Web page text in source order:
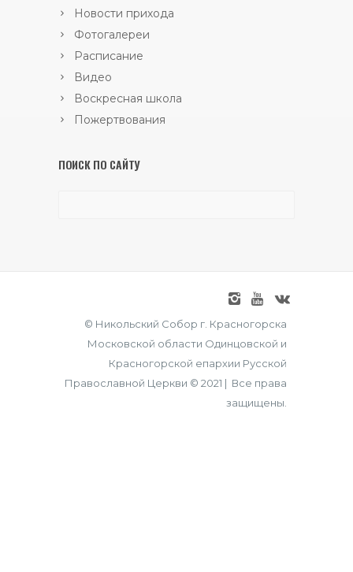
Новости прихода
Фотогалереи
Расписание
Видео
Воскресная школа
Пожертвования
ПОИСК ПО САЙТУ
© Никольский Собор г. Красногорска
Московской области Одинцовской и
Красногорской епархии Русской
Православной Церкви © 2021 | Все права
защищены.